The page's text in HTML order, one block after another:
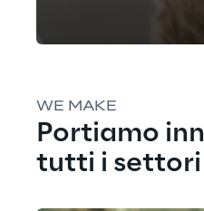
WE MAKE
Portiamo
tutti i settori